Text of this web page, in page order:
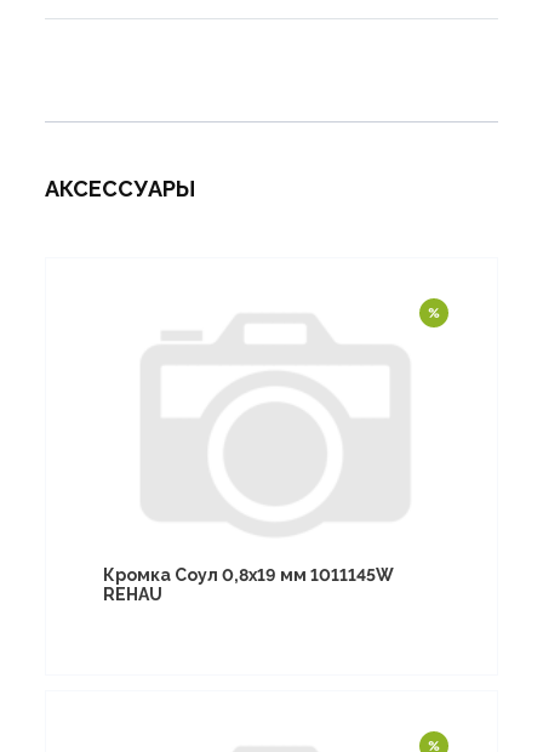
АКСЕССУАРЫ
Кромка Соул 0,8х19 мм 1011145W
REHAU